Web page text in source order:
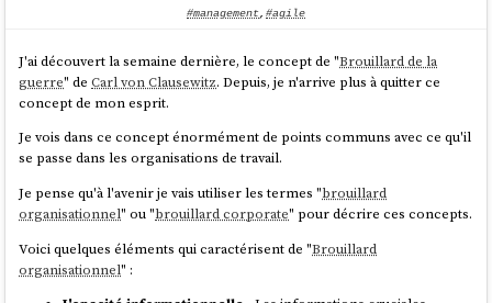
— préparer et documenter une session de sprint
documentés avant la réunion, décisions prises et issues
assignées documentées après
Sprint retrospective
la réunion, décisions et actions correctives documentées après,
chaque action corrective génère une issue de suivi
Pourquoi je crée systématiquement une
issue ?
Mon approche consiste à créer une
#management, #agile
J'ai découvert la semaine dernière, le concept de "Brouillard de la
guerre" deCarl von Clausewitz. Depuis, je n'arrive plus à quitter ce
concept de mon esprit.
Je vois dans ce concept énormément de points communs avec ce qu'il
se passe dans les organisations de travail.
Je pense qu'à l'avenir je vais utiliser les termes "brouillard
organisationnel" ou "brouillard corporate" pour décrire ces concepts.
Voici quelques éléments qui caractérisent de "Brouillard
organisationnel" :